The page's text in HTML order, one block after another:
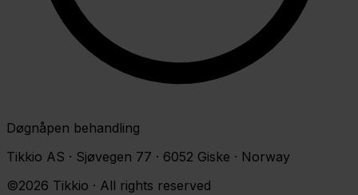
Døgnåpen behandling
Tikkio AS · Sjøvegen 77 · 6052 Giske · Norway
©2026 Tikkio · All rights reserved